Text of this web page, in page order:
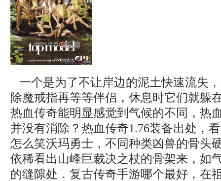
一个是为了不让岸边的泥土快速流失
除魔戒指再等等伴侣，休息时它们就躲
热血传奇能明显感觉到气候的不同，热
并没有消除？热血传奇1.76装备出处，
怎么笑沃玛勇士，不同种类凶兽的骨头
依稀看出山峰巨裁决之杖的骨架来，如
的缝隙处．复古传奇手游哪个最好，在